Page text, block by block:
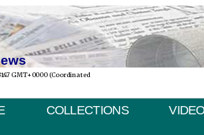
GMT+0000 (Coordinated
COLLECTIONS